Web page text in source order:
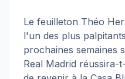
Le feuilleton Théo
l'un des plus
prochaines semaines
Real Madrid